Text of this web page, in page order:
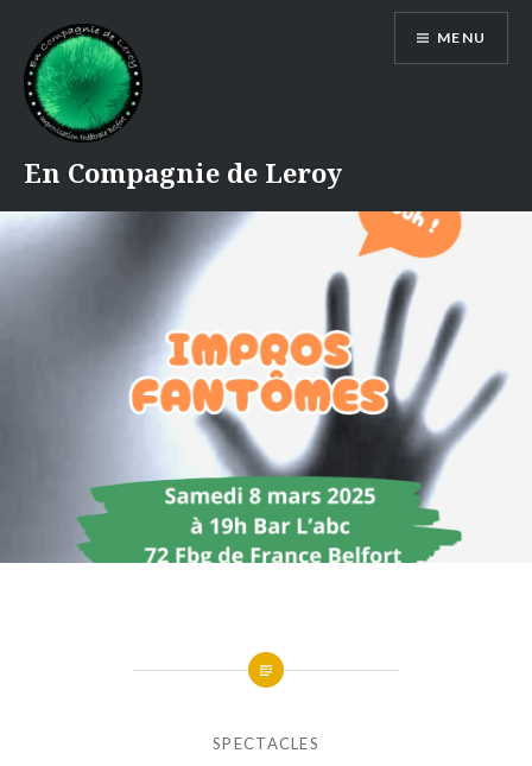
contenu
principal
En Compagnie de Leroy
MENU
SPECTACLES